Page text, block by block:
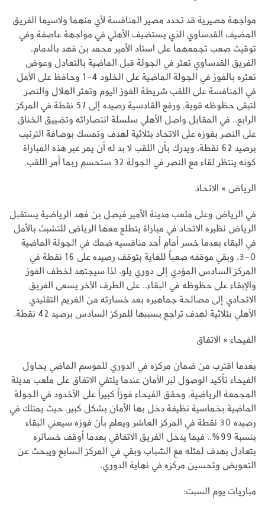
مواجهة مصيرية قد تحدد مصير المنافسة لأي منهما ولاسيما الفريق
المضيف القدساوي الذي يستضيف الأهلي في مواجهة عاصفة وفي
توقيت صعب تجمعهما على استاد الأمير محمد بن فهد بالدمام،
الفريق القدساوي تعثر في الجولة قبل الماضية بالتعادل وعوض
تعثره بالفوز في الجولة الماضية على الخلود 4-1 وحافظ على الأمل
في المنافسة على اللقب شريطة الفوز اليوم وتعثر الهلال والنصر
لتبقى حظوظه قوية، ورفع القادسية رصيده إلى 57 نقطة في المركز
الرابع.. في المقابل واصل الأهلي سلسلة انتصاراته وتضييق الخناق
على النصر بفوزه على الاتحاد بثلاثية لهدف وتمسك بوصافة الترتيب
برصيد 62 نقطة، ويدرك بأن اللقب لا بد له أن يمر عبر هذه المباراة
كونه ينتظر لقاء مع النصر في الجولة 32 ستحسم ربما أمر اللقب.
الرياض × الاتحاد
في الرياض وعلى ملعب مدينة الأمير فيصل بن فهد الرياضية يستقبل
الرياض نظيره الاتحاد في مباراة يتطلع معها الرياض للتشبث بالأمل
في البقاء بعدما خسر أمام أحد منافسيه ضمك في الجولة الماضية
0-3، وبقي موقفه صعباً للغاية بتوقف رصيده على 16 نقطة في
المركز السادس المؤدي إلى دوري يلو، لذا سيجتهد لخطف الفوز
والإبقاء على حظوظه في البقاء.. على الطرف الآخر يسعى الفريق
الاتحادي إلى مصالحة جماهيره بعد خسارته من الغريم التقليدي
الأهلي بثلاثية لهدف تراجع بسببها للمركز السادس برصيد 42 نقطة.
الفيحاء × الاتفاق
بعدما اقترب من ضمان مركزه في الدوري للموسم الماضي يحاول
الفيحاء تأكيد الوصول لبر الأمان عندما يلتقي الاتفاق على ملعب مدينة
المجمعة الرياضية، وحقق الفيحاء فوزاً كبيراً على الأخدود في الجولة
الماضية بخماسية نظيفة دخل بها الأمان بشكل كبير، حيث يمتلك في
رصيده 30 نقطة في المركز العاشر ويعلم بأن فوزه سيعني البقاء
بنسبة 99%.. فيما يدخل الفريق الاتفاقي بعدما أوقف خسائره
بتعادل بهدف لمثله مع الشباب وبقي في المركز السابع ويبحث عن
التعويض وتحسين مركزه في نهاية الدوري.
مباريات يوم السبت: